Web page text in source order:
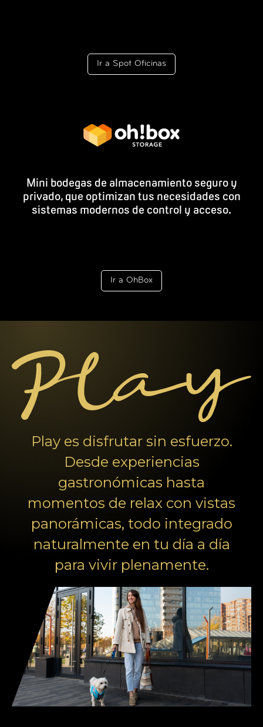
Ir a Spot Oficinas
Mini bodegas de almacenamiento seguro y
privado, que optimizan tus necesidades con
sistemas modernos de control y acceso.
Ir a OhBox
Play es disfrutar sin esfuerzo.
Desde experiencias
gastronómicas hasta
momentos de relax con vistas
panorámicas, todo integrado
naturalmente en tu día a día
para vivir plenamente.